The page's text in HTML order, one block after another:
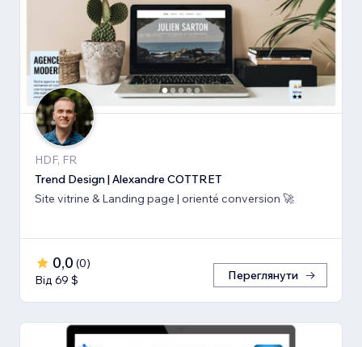
HDF, FR
Trend Design | Alexandre COTTRET
Site vitrine & Landing page | orienté conversion 🚀
0,0 (0)
Від 69 $
Переглянути